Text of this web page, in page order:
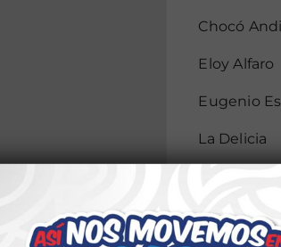
Chocó
Eloy Alfaro
Eugenio
La Delicia
Los Chillos